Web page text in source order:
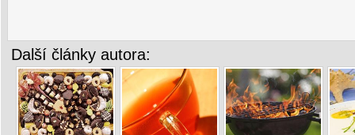
Další články autora: